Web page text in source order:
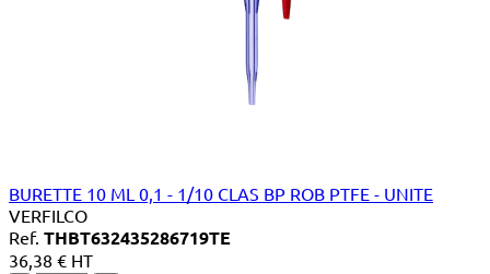
BURETTE 10 ML 0,1 - 1/10 CLAS BP ROB PTFE - UNITE
VERFILCO
Ref. THBT632435286719TE
36,38 € HT